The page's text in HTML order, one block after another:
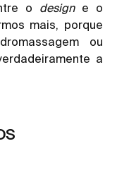
o design e o
mais, porque
ou
a